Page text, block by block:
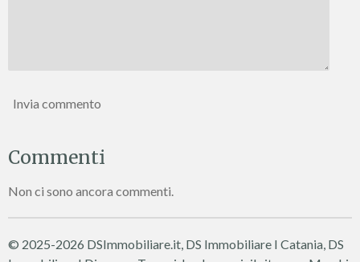
Invia commento
Commenti
Non ci sono ancora commenti.
© 2025-2026 DSImmobiliare.it, DS Immobiliare I Catania, DS